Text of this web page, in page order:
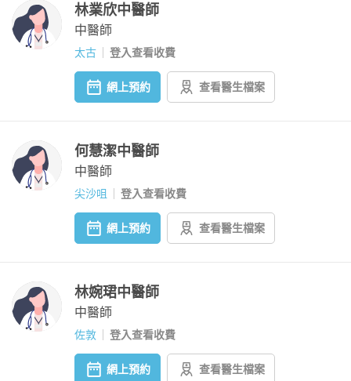
林業欣中醫師
中醫師
太古 登入查看收費
網上預約 查看醫生檔案
何慧潔中醫師
中醫師
尖沙咀 登入查看收費
網上預約 查看醫生檔案
林婉珺中醫師
中醫師
佐敦 登入查看收費
網上預約 查看醫生檔案